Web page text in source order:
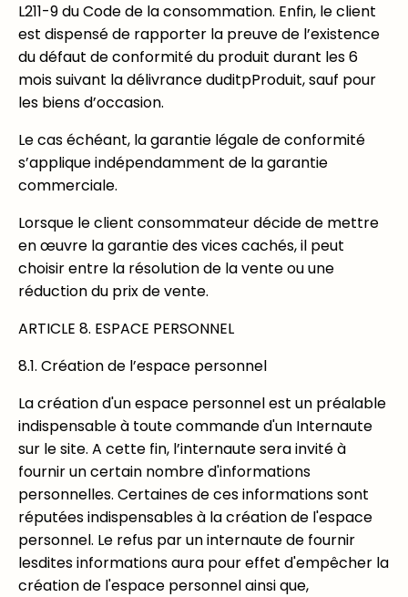
L211-9 du Code de la consommation. Enfin, le client
est dispensé de rapporter la preuve de l’existence
du défaut de conformité du produit durant les 6
mois suivant la délivrance duditpProduit, sauf pour
les biens d’occasion.
Le cas échéant, la garantie légale de conformité
s’applique indépendamment de la garantie
commerciale.
Lorsque le client consommateur décide de mettre
en œuvre la garantie des vices cachés, il peut
choisir entre la résolution de la vente ou une
réduction du prix de vente.
ARTICLE 8. ESPACE PERSONNEL
8.1. Création de l’espace personnel
La création d'un espace personnel est un préalable
indispensable à toute commande d'un Internaute
sur le site. A cette fin, l’internaute sera invité à
fournir un certain nombre d'informations
personnelles. Certaines de ces informations sont
réputées indispensables à la création de l'espace
personnel. Le refus par un internaute de fournir
lesdites informations aura pour effet d'empêcher la
création de l'espace personnel ainsi que,